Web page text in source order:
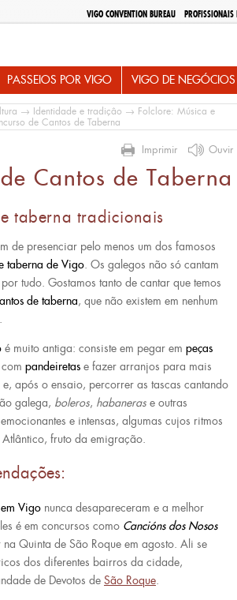
VIGO CONVENTION BUREAU
PASSEIOS POR VIGO VIGO DE NEGÓCIOS
→ Identidade e tradiçâo → Folclore: Música e
de Cantos de Taberna
Imprimir Ouvir
Cantos de Taberna
taberna tradicionais
de presenciar pelo menos um dos famosos
taberna de Vigo. Os galegos não só cantam
tudo. Gostamos tanto de cantar que temos
de taberna, que não existem em nenhum
é muito antiga: consiste em pegar em peças
pandeiretas e fazer arranjos para mais
e, após o ensaio, percorrer as tascas cantando
galega, boleros, habaneras e outras
e intensas, algumas cujos ritmos
fruto da emigração.
Vigo nunca desapareceram e a melhor
é em concursos como Cancións dos Nosos
na Quinta de São Roque em agosto. Ali se
dos diferentes bairros da cidade,
de Devotos de São Roque.